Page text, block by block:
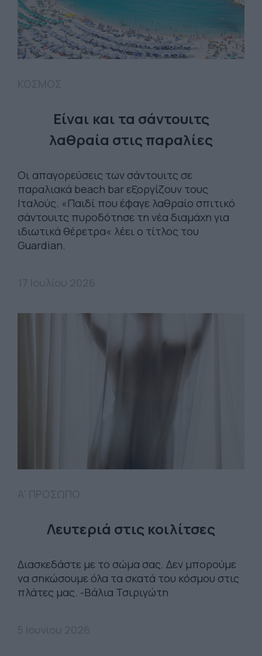
Είναι και τα σάντουιτς
λαθραία στις παραλίες
Οι απαγορεύσεις των σάντουιτς σε
παραλιακά beach bar εξοργίζουν τους
Ιταλούς. «Παιδί που έφαγε λαθραίο σπιτικό
σάντουιτς πυροδότησε τη νέα διαμάχη για
ιδιωτικά θέρετρα« λέει ο τίτλος του
Guardian.
Λευτεριά στις κοιλίτσες
Διασκεδάστε με το σώμα σας. Δεν μπορούμε
να σηκώσουμε όλα τα σκατά του κόσμου στις
πλάτες μας. -Βάλια Τσιριγώτη